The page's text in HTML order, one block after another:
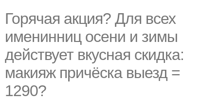
Горячая акция? Для всех
именинниц осени и зимы
действует вкусная скидка:
макияж причёска выезд =
1290?